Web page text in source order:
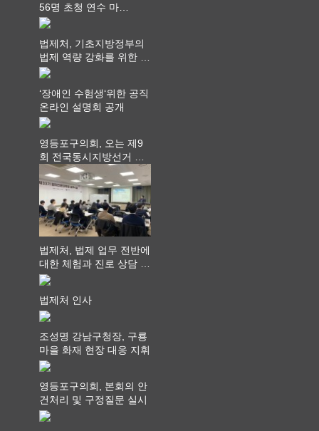
56명 초청 연수 마
쳐...“수업은 더 깊게, 교
법제처, 기초지방정부의
법제 역량 강화를 위한 전
라권 현장설명회 개최
‘장애인 수험생‘위한 공직
온라인 설명회 공개
영등포구의회, 오는 제9
회 전국동시지방선거 ‧
"공직사회는 어느 때보다
공정하고 책임 있는 자세
를 지켜야 할 것"
법제처, 법제 업무 전반에
대한 체험과 진로 상담 기
회 제공
법제처 인사
조성명 강남구청장, 구룡
마을 화재 현장 대응 지휘
영등포구의회, 본회의 안
건처리 및 구정질문 실시